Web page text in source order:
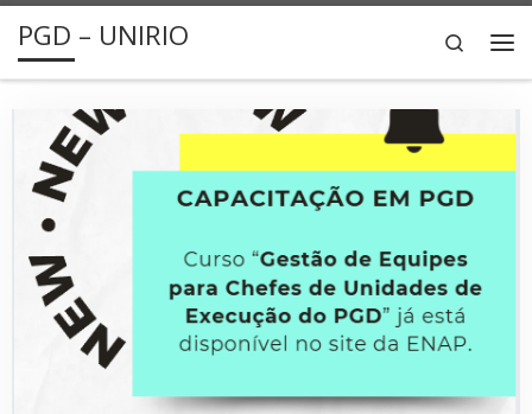
Skip to content
PGD – UNIRIO
Search